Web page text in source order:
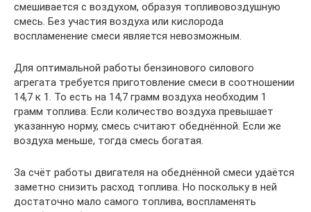
смешивается с воздухом, образуя топливовоздушную
смесь. Без участия воздуха или кислорода
воспламенение смеси является невозможным.
Для оптимальной работы бензинового силового
агрегата требуется приготовление смеси в соотношении
14,7 к 1. То есть на 14,7 грамм воздуха необходим 1
грамм топлива. Если количество воздуха превышает
указанную норму, смесь считают обеднённой. Если же
воздуха меньше, тогда смесь богатая.
За счёт работы двигателя на обеднённой смеси удаётся
заметно снизить расход топлива. Но поскольку в ней
достаточно мало самого топлива, воспламенять